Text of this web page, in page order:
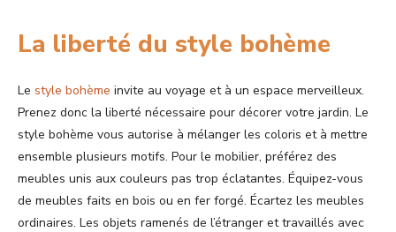
La liberté du style bohème
Le style bohème invite au voyage et à un espace merveilleux.
Prenez donc la liberté nécessaire pour décorer votre jardin. Le
style bohème vous autorise à mélanger les coloris et à mettre
ensemble plusieurs motifs. Pour le mobilier, préférez des
meubles unis aux couleurs pas trop éclatantes. Équipez-vous
de meubles faits en bois ou en fer forgé. Écartez les meubles
ordinaires. Les objets ramenés de l’étranger et travaillés avec